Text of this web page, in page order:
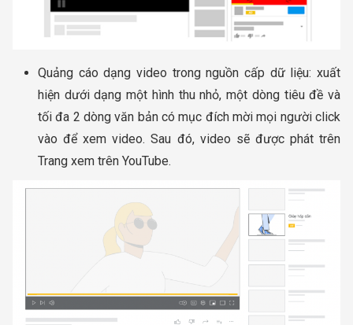
Quảng cáo dạng video trong nguồn cấp dữ liệu: xuất
hiện dưới dạng một hình thu nhỏ, một dòng tiêu đề và
tối đa 2 dòng văn bản có mục đích mời mọi người click
vào để xem video. Sau đó, video sẽ được phát trên
Trang xem trên YouTube.